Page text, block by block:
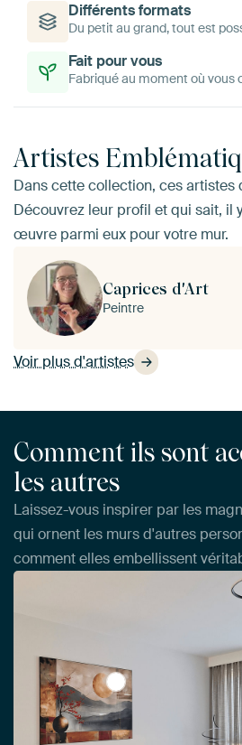
Différents formats
Du petit au grand, tout est
Fait pour vous
Fabriqué au moment où vous
Artistes
Dans cette collection, ces artistes
Découvrez leur profil et qui sait, il
œuvre parmi eux pour votre mur.
Voir plus d'artistes
Caprices d'Art
Peintre
Comment ils sont
les autres
Laissez-vous inspirer par les
qui ornent les murs d'autres
comment elles embellissent
View Vista Japandi